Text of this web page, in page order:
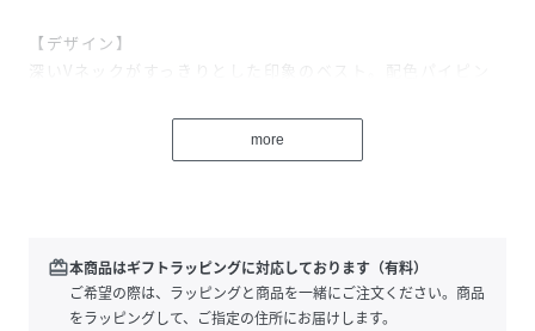
【デザイン】
深いVネックがすっきりとした印象のベスト。配色パイピン
クセントになっています。アイボリーとブラックの2色展開
で、レイヤードしやすいシンプルな構成です。ポケット付き
タンクトップやシンプルなカットソーに重ねるだけで、こな
れたスタイリングに仕上がります。同素材のスカートとセッ
トで着こなせば、まとまりのある着映えコーデに。パイピン
more
redeem本商品はギフトラッピングに対応しております（有料）
ご希望の際は、ラッピングと商品を一緒にご注文ください。商品
をラッピングして、ご指定の住所にお届けします。